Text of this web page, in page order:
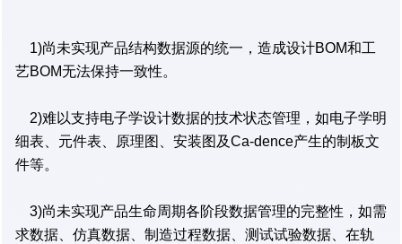
1)尚未实现产品结构数据源的统一，造成设计BOM和工
艺BOM无法保持一致性。
2)难以支持电子学设计数据的技术状态管理，如电子学明
细表、元件表、原理图、安装图及Ca-dence产生的制板文
件等。
3)尚未实现产品生命周期各阶段数据管理的完整性，如需
求数据、仿真数据、制造过程数据、测试试验数据、在轨